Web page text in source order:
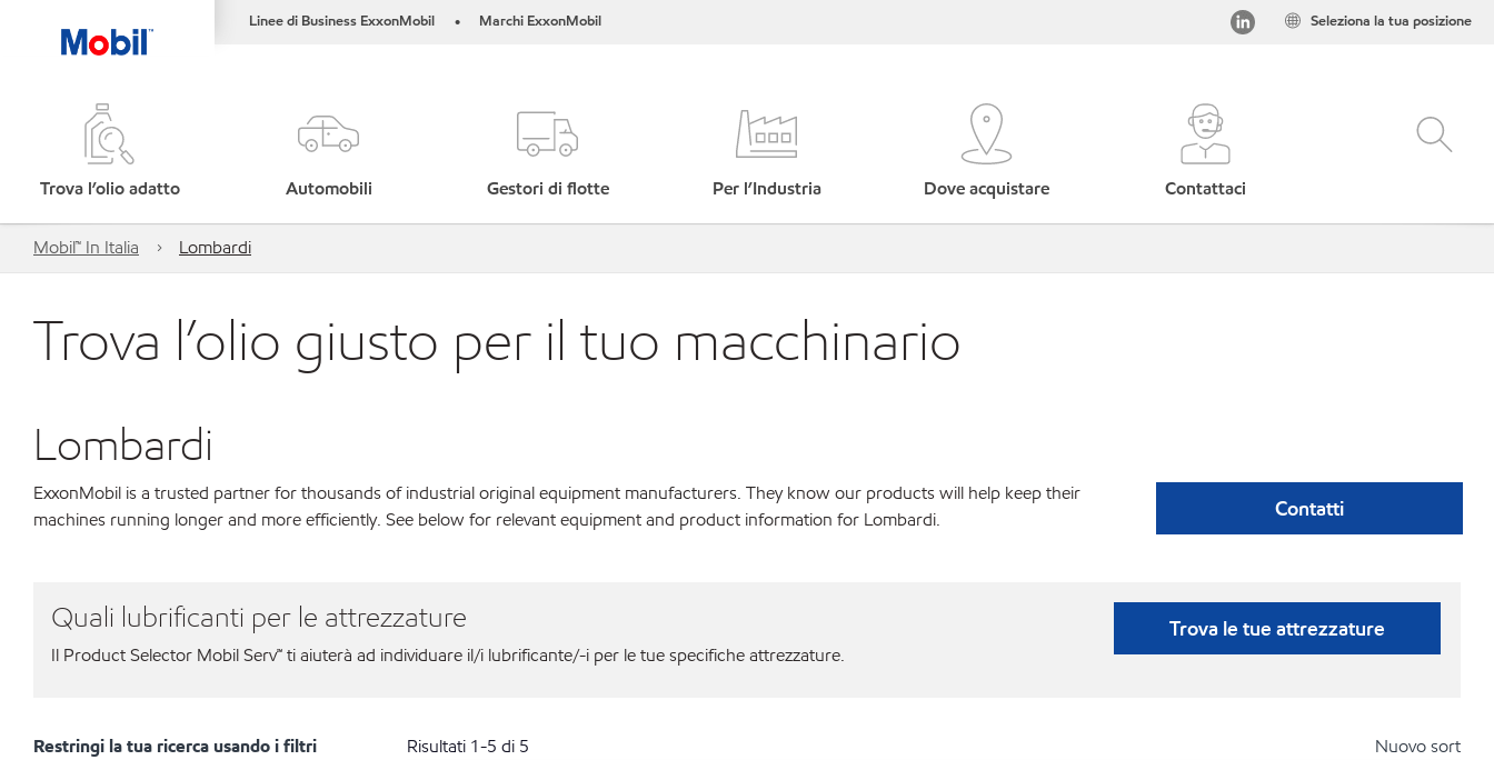
Linee di Business ExxonMobil • Marchi ExxonMobil Seleziona la tua posizione
Trova l’olio adatto Automobili Gestori di flotte Per l’Industria Dove acquistare Contattaci
Mobil™ In Italia Lombardi
Trova l’olio giusto per il tuo macchinario
Lombardi
ExxonMobil is a trusted partner for thousands of industrial original equipment manufacturers. They know our products will help keep their
machines running longer and more efficiently. See below for relevant equipment and product information for Lombardi.
Contatti
Quali lubrificanti per le attrezzature
Il Product Selector Mobil Serv℠ ti aiuterà ad individuare il/i lubrificante/-i per le tue specifiche attrezzature.
Trova le tue attrezzature
Restringi la tua ricerca usando i filtri
Risultati 1-5 di 5
Nuovo sort